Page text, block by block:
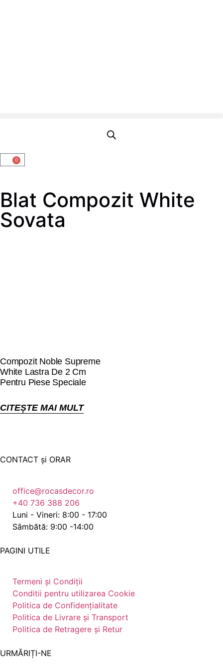
0
Blat Compozit White
Sovata
Compozit Noble Supreme
White Lastra De 2 Cm
Pentru Piese Speciale
CITEȘTE MAI MULT
CONTACT și ORAR
office@rocasdecor.ro
+40 736 388 206
Luni - Vineri: 8:00 - 17:00
Sâmbătă: 9:00 -14:00
PAGINI UTILE
Termeni și Condiții
Conditii pentru utilizarea Cookie
Politica de Confidențialitate
Politica de Livrare și Transport
Politica de Retragere și Retur
URMĂRIȚI-NE